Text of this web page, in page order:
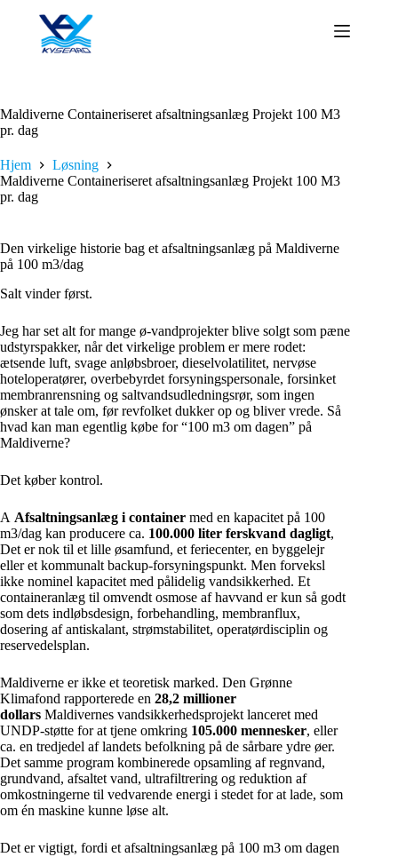
indhold
Maldiverne Containeriseret afsaltningsanlæg Projekt 100 M3
pr. dag
Hjem
Løsning
Maldiverne Containeriseret afsaltningsanlæg Projekt 100 M3
pr. dag
Den virkelige historie bag et afsaltningsanlæg på Maldiverne
på 100 m3/dag
Salt vinder først.
Jeg har set alt for mange ø-vandprojekter blive solgt som pæne
udstyrspakker, når det virkelige problem er mere rodet:
ætsende luft, svage anløbsbroer, dieselvolatilitet, nervøse
hoteloperatører, overbebyrdet forsyningspersonale, forsinket
membranrensning og saltvandsudledningsrør, som ingen
ønsker at tale om, før revfolket dukker op og bliver vrede. Så
hvad kan man egentlig købe for “100 m3 om dagen” på
Maldiverne?
Det køber kontrol.
A Afsaltningsanlæg i container med en kapacitet på 100
m3/dag kan producere ca. 100.000 liter ferskvand dagligt,
Det er nok til et lille øsamfund, et feriecenter, en byggelejr
eller et kommunalt backup-forsyningspunkt. Men forveksl
ikke nominel kapacitet med pålidelig vandsikkerhed. Et
containeranlæg til omvendt osmose af havvand er kun så godt
som dets indløbsdesign, forbehandling, membranflux,
dosering af antiskalant, strømstabilitet, operatørdisciplin og
reservedelsplan.
Maldiverne er ikke et teoretisk marked. Den Grønne
Klimafond rapporterede en 28,2 millioner
dollars Maldivernes vandsikkerhedsprojekt lanceret med
UNDP-støtte for at tjene omkring 105.000 mennesker, eller
ca. en tredjedel af landets befolkning på de sårbare ydre øer.
Det samme program kombinerede opsamling af regnvand,
grundvand, afsaltet vand, ultrafiltrering og reduktion af
omkostningerne til vedvarende energi i stedet for at lade, som
om én maskine kunne løse alt.
Det er vigtigt, fordi et afsaltningsanlæg på 100 m3 om dagen